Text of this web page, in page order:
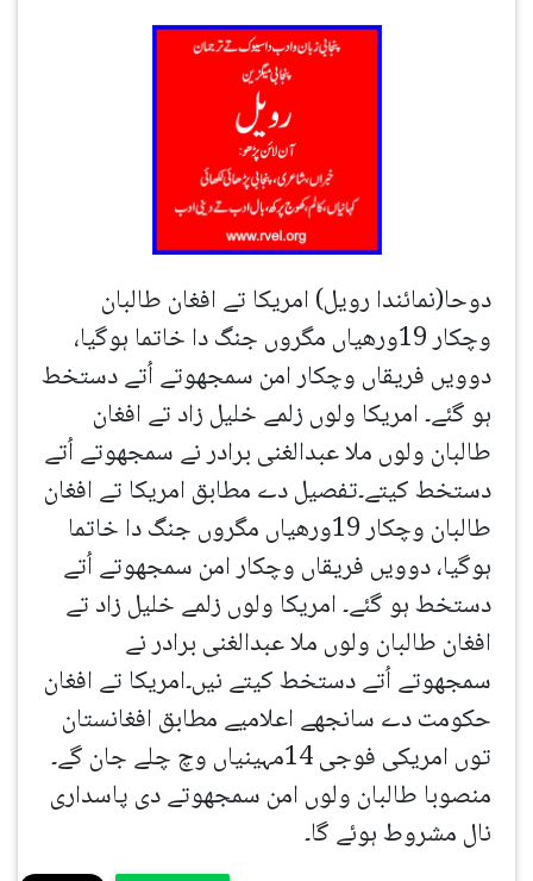
دوحا(نمائندا رویل) امریکا تے افغان طالبان
وچکار 19ورھیاں مگروں جنگ دا خاتما ہوگیا،
دوویں فریقاں وچکار امن سمجھوتے اُتے دستخط
ہو گئے۔ امریکا ولوں زلمے خلیل زاد تے افغان
طالبان ولوں ملا عبدالغنی برادر نے سمجھوتے اُتے
دستخط کیتے۔تفصیل دے مطابق امریکا تے افغان
طالبان وچکار 19ورھیاں مگروں جنگ دا خاتما
ہوگیا، دوویں فریقاں وچکار امن سمجھوتے اُتے
دستخط ہو گئے۔ امریکا ولوں زلمے خلیل زاد تے
افغان طالبان ولوں ملا عبدالغنی برادر نے
سمجھوتے اُتے دستخط کیتے نیں۔امریکا تے افغان
حکومت دے سانجھے اعلامیے مطابق افغانستان
توں امریکی فوجی 14مہینیاں وچ چلے جان گے۔
منصوبا طالبان ولوں امن سمجھوتے دی پاسداری
نال مشروط ہوئے گا۔